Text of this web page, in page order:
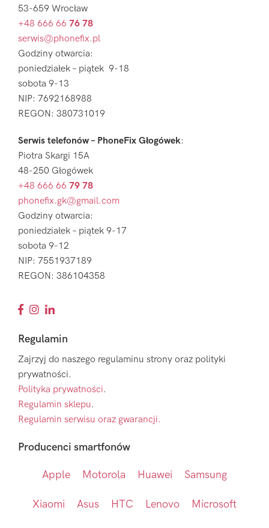
53-659 Wrocław
+48 666 66 76 78
serwis@phonefix.pl
Godziny otwarcia:
poniedziałek – piątek 9-18
sobota 9-13
NIP: 7692168988
REGON: 380731019
Serwis telefonów – PhoneFix Głogówek:
Piotra Skargi 15A
48-250 Głogówek
+48 666 66 79 78
phonefix.gk@gmail.com
Godziny otwarcia:
poniedziałek – piątek 9-17
sobota 9-12
NIP: 7551937189
REGON: 386104358
Regulamin
Zajrzyj do naszego regulaminu strony oraz polityki
prywatności.
Polityka prywatności.
Regulamin sklepu.
Regulamin serwisu oraz gwarancji.
Producenci smartfonów
Apple Motorola Huawei Samsung
Xiaomi Asus HTC Lenovo Microsoft